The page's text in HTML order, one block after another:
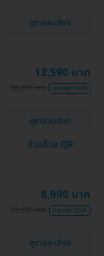
ดูรายละเอียด
12,590 บาท
30,205 บาท ประหยัด 56%
ดูรายละเอียด
จ่ายด้วย QR
8,990 บาท
21,195 บาท ประหยัด 55%
ดูรายละเอียด